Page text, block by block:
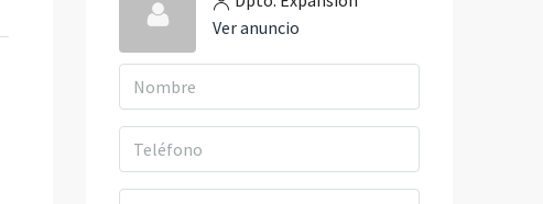
Ver anuncio